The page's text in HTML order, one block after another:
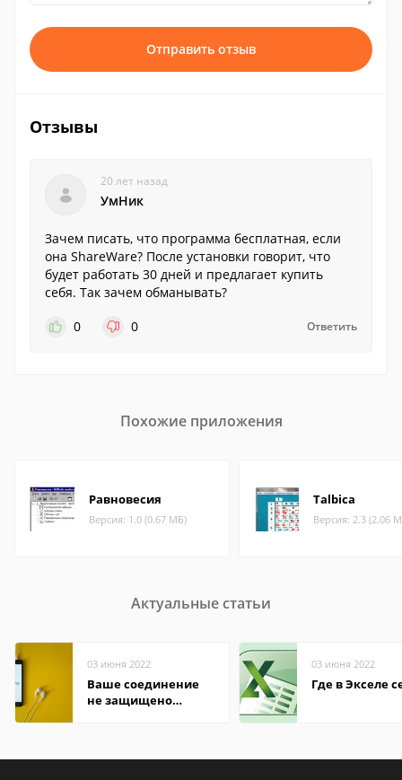
Отправить отзыв
Отзывы
20 лет назад
УмНик
Зачем писать, что программа бесплатная, если
она ShareWare? После установки говорит, что
будет работать 30 дней и предлагает купить
себя. Так зачем обманывать?
0
0 Ответить
Похожие приложения
Равновесия
Версия: 1.0 (0.67 МБ)
Talbica
Версия: 2.3 (2.06
Актуальные статьи
03 июня 2022
Ваше соединение
не защищено
03 июня 2022
Где в Экселе